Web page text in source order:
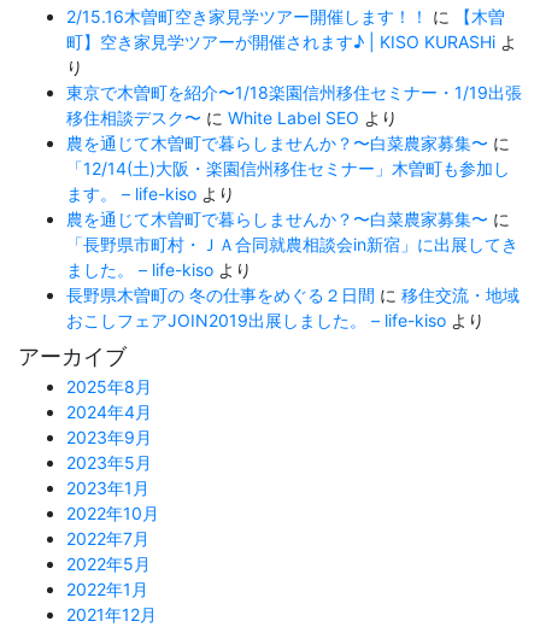
2/15.16木曽町空き家見学ツアー開催します！！ に
【木曽
町】空き家見学ツアーが開催されます♪ | KISO KURASHi よ
り
東京で木曽町を紹介〜1/18楽園信州移住セミナー・1/19出張
移住相談デスク〜 に White Label SEO より
農を通じて木曽町で暮らしませんか？〜白菜農家募集〜 に
「12/14(土)大阪・楽園信州移住セミナー」木曽町も参加し
ます。 – life-kiso より
農を通じて木曽町で暮らしませんか？〜白菜農家募集〜 に
「長野県市町村・ＪＡ合同就農相談会in新宿」に出展してき
ました。 – life-kiso より
長野県木曽町の 冬の仕事をめぐる２日間 に 移住交流・地域
おこしフェアJOIN2019出展しました。 – life-kiso より
アーカイブ
2025年8月
2024年4月
2023年9月
2023年5月
2023年1月
2022年10月
2022年7月
2022年5月
2022年1月
2021年12月